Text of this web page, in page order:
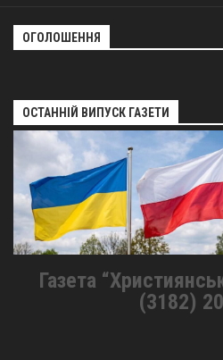
ОГОЛОШЕННЯ
ОСТАННІЙ ВИПУСК ГАЗЕТИ
Газета
(3182)